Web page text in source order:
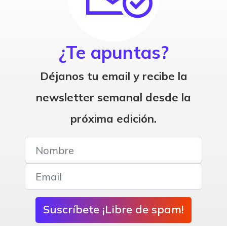
¿Te apuntas?
Déjanos tu email y recibe la
newsletter semanal desde la
próxima edición.
Suscríbete ¡Libre de spam!